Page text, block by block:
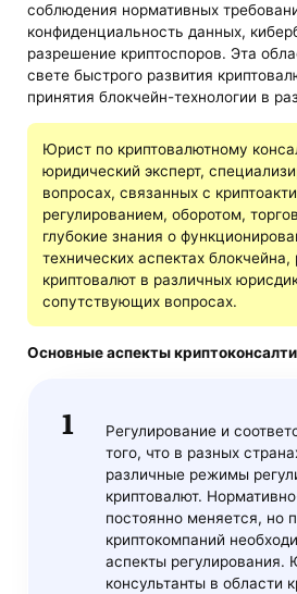
соблюдения нормативных
конфиденциальность данных,
разрешение криптоспоров. Эта
свете быстрого развития
принятия блокчейн-технологии в
Юрист по криптовалютному
юридический эксперт,
вопросах, связанных с
регулированием, оборотом,
глубокие знания о
технических аспектах блокчейна,
криптовалют в различных
сопутствующих вопросах.
Основные аспекты
Регулирование и
того, что в разных
различные режимы
криптовалют.
постоянно меняется, но
криптокомпаний
аспекты регулирования.
консультанты в области